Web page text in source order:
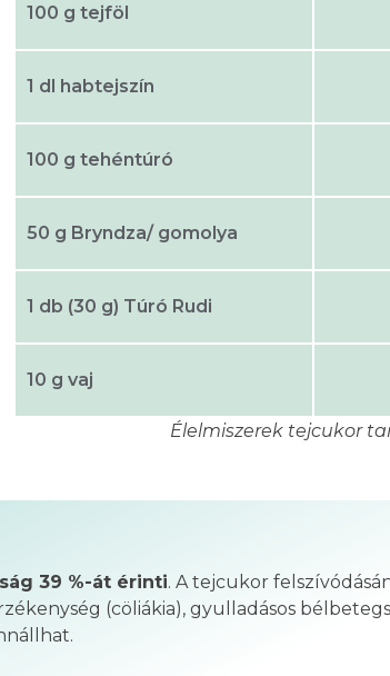
100 g tejföl
1 dl habtejszín
100 g tehéntúró
50 g Bryndza/ gomolya
1 db (30 g) Túró Rudi
10 g vaj
Élelmiszerek tejcukor
39 %-át érinti. A tejcukor
(cöliákia), gyulladásos